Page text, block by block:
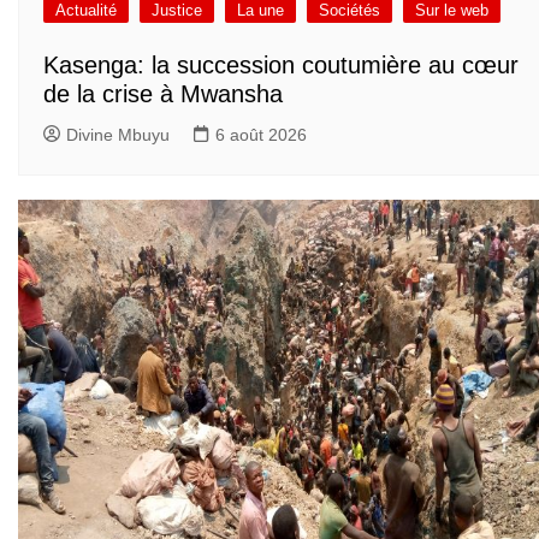
Actualité Justice La une Sociétés Sur le web
Kasenga: la succession coutumière au cœur
de la crise à Mwansha
Divine Mbuyu 6 août 2026